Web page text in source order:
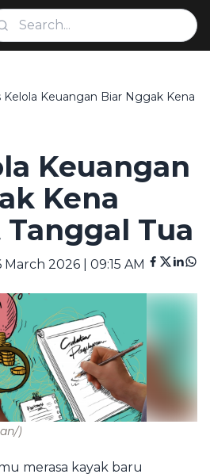
Kelola Keuangan Biar Nggak Kena
Keuangan
Kena
Tua
2026 | 09:15 AM
)
merasa kayak baru